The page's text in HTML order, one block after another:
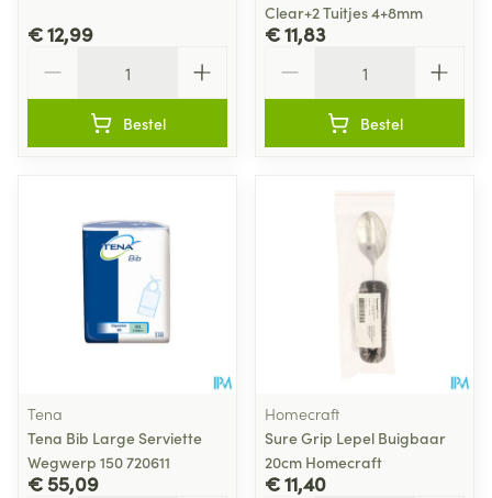
€ 12,99
Bestel
Clear+2 Tuitjes 4+8mm
€ 11,83
Bestel
Tena
Tena Bib Large Serviette
Wegwerp 150 720611
€ 55,09
Homecraft
Sure Grip Lepel Buigbaar
20cm Homecraft
€ 11,40